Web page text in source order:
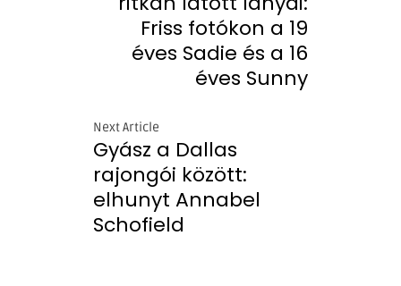
Friss fotókon a 19
éves Sadie és a 16
éves Sunny
Next Article
Gyász a Dallas
rajongói között:
elhunyt Annabel
Schofield